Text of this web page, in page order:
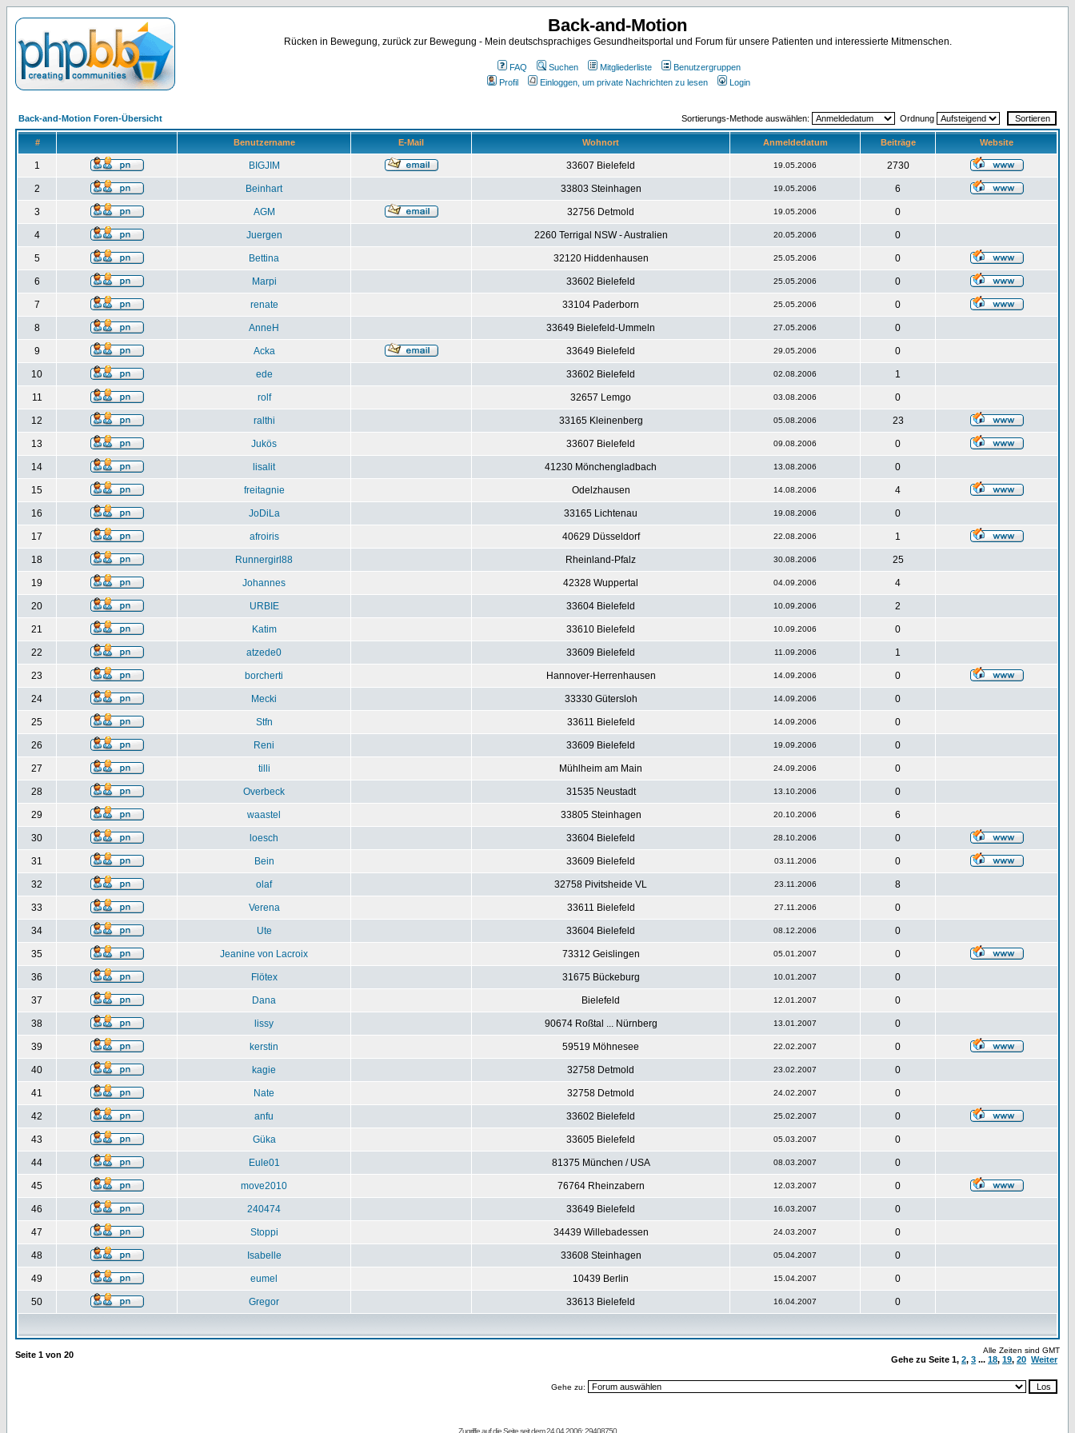
Back-and-Motion
Rücken in Bewegung, zurück zur Bewegung - Mein deutschsprachiges Gesundheitsportal und Forum für unsere Patienten und interessierte Mitmenschen.
FAQ Suchen Mitgliederliste
Benutzergruppen
Profil
Einloggen, um private Nachrichten zu lesen Login
Back-and-Motion Foren-Übersicht Sortierungs-Methode auswählen: Ordnung
# Benutzername E-Mail Wohnort Anmeldedatum Beiträge Website
1 BIGJIM 33607 Bielefeld 19.05.2006 2730
2 Beinhart 33803 Steinhagen 19.05.2006 6
3 AGM 32756 Detmold 19.05.2006 0
4 Juergen 2260 Terrigal NSW - Australien 20.05.2006 0
5 Bettina 32120 Hiddenhausen 25.05.2006 0
6 Marpi 33602 Bielefeld 25.05.2006 0
7 renate 33104 Paderborn 25.05.2006 0
8 AnneH 33649 Bielefeld-Ummeln 27.05.2006 0
9 Acka 33649 Bielefeld 29.05.2006 0
10 ede 33602 Bielefeld 02.08.2006 1
11 rolf 32657 Lemgo 03.08.2006 0
12 ralthi 33165 Kleinenberg 05.08.2006 23
13 Jukös 33607 Bielefeld 09.08.2006 0
14 lisalit 41230 Mönchengladbach 13.08.2006 0
15 freitagnie Odelzhausen 14.08.2006 4
16 JoDiLa 33165 Lichtenau 19.08.2006 0
17 afroiris 40629 Düsseldorf 22.08.2006 1
18 Runnergirl88 Rheinland-Pfalz 30.08.2006 25
19 Johannes 42328 Wuppertal 04.09.2006 4
20 URBIE 33604 Bielefeld 10.09.2006 2
21 Katim 33610 Bielefeld 10.09.2006 0
22 atzede0 33609 Bielefeld 11.09.2006 1
23 borcherti Hannover-Herrenhausen 14.09.2006 0
24 Mecki 33330 Gütersloh 14.09.2006 0
25 Stfn 33611 Bielefeld 14.09.2006 0
26 Reni 33609 Bielefeld 19.09.2006 0
27 tilli Mühlheim am Main 24.09.2006 0
28 Overbeck 31535 Neustadt 13.10.2006 0
29 waastel 33805 Steinhagen 20.10.2006 6
30 loesch 33604 Bielefeld 28.10.2006 0
31 Bein 33609 Bielefeld 03.11.2006 0
32 olaf 32758 Pivitsheide VL 23.11.2006 8
33 Verena 33611 Bielefeld 27.11.2006 0
34 Ute 33604 Bielefeld 08.12.2006 0
35 Jeanine von Lacroix 73312 Geislingen 05.01.2007 0
36 Flötex 31675 Bückeburg 10.01.2007 0
37 Dana Bielefeld 12.01.2007 0
38 lissy 90674 Roßtal ... Nürnberg 13.01.2007 0
39 kerstin 59519 Möhnesee 22.02.2007 0
40 kagie 32758 Detmold 23.02.2007 0
41 Nate 32758 Detmold 24.02.2007 0
42 anfu 33602 Bielefeld 25.02.2007 0
43 Güka 33605 Bielefeld 05.03.2007 0
44 Eule01 81375 München / USA 08.03.2007 0
45 move2010 76764 Rheinzabern 12.03.2007 0
46 240474 33649 Bielefeld 16.03.2007 0
47 Stoppi 34439 Willebadessen 24.03.2007 0
48 Isabelle 33608 Steinhagen 05.04.2007 0
49 eumel 10439 Berlin 15.04.2007 0
50 Gregor 33613 Bielefeld 16.04.2007 0
Seite 1 von 20 Alle Zeiten sind GMT
Gehe zu Seite 1, 2, 3 ... 18, 19, 20 Weiter
Gehe zu:
Zugriffe auf die Seite seit dem 24.04.2006: 29408750